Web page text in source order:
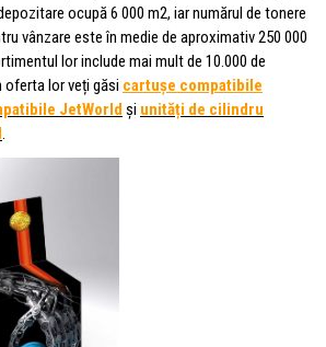
ocupă 6 000 m2, iar numărul de tonere
vânzare este în medie de aproximativ 250 000
lor include mai mult de 10.000 de
oferta lor veți găsi cartușe compatibile
JetWorld și unități de cilindru
.